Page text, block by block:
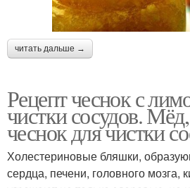
читать дальше →
Рецепт чеснок с
чистки сосудов.
чеснок для чистки
Холестериновые бляшки,
сердца, печени, головного мозга,